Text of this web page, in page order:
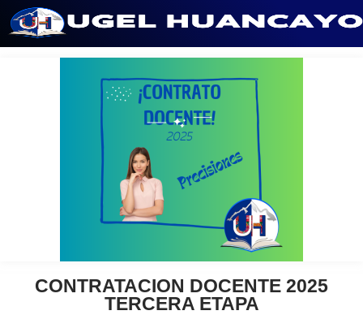
CONTRATACION DOCENTE 2025
TERCERA ETAPA